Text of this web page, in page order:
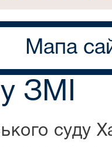
Мапа
ЗМІ
суду